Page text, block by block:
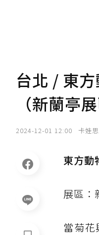
台北 / 東
（新蘭亭展
2024-12-01 12:00 卡娃
東方動
展區：
當菊